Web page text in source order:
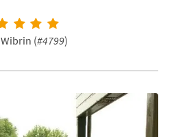
Wibrin (#4799)